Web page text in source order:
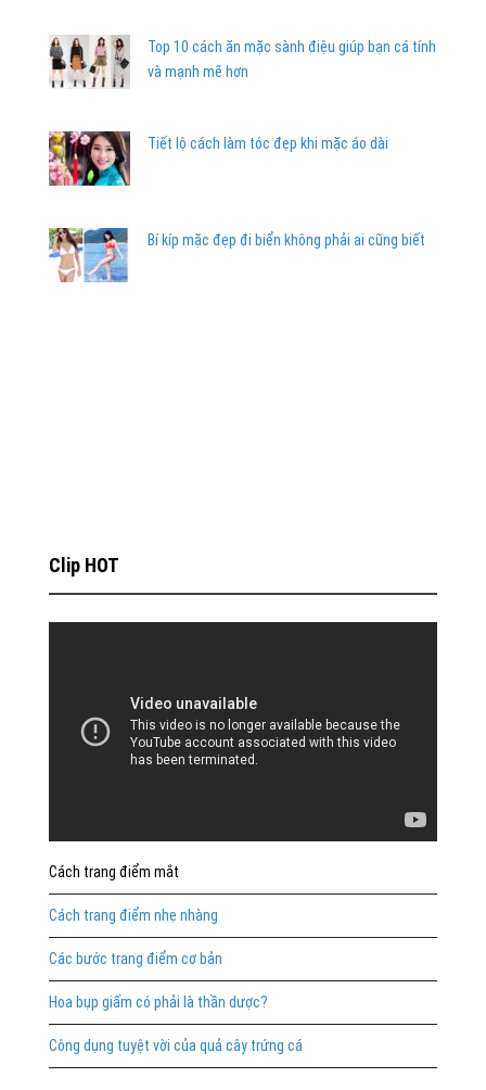
Top 10 cách ăn mặc sành điệu giúp bạn cá tính
và mạnh mẽ hơn
Tiết lộ cách làm tóc đẹp khi mặc áo dài
Bí kíp mặc đẹp đi biển không phải ai cũng biết
Clip HOT
Cách trang điểm mắt
Cách trang điểm nhẹ nhàng
Các bước trang điểm cơ bản
Hoa bụp giấm có phải là thần dược?
Công dụng tuyệt vời của quả cây trứng cá